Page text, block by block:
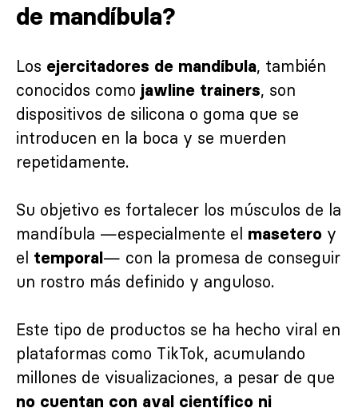
de mandíbula?
Los ejercitadores de mandíbula, también
conocidos como jawline trainers, son
dispositivos de silicona o goma que se
introducen en la boca y se muerden
repetidamente.
Su objetivo es fortalecer los músculos de la
mandíbula —especialmente el masetero y
el temporal— con la promesa de conseguir
un rostro más definido y anguloso.
Este tipo de productos se ha hecho viral en
plataformas como TikTok, acumulando
millones de visualizaciones, a pesar de que
no cuentan con aval científico ni